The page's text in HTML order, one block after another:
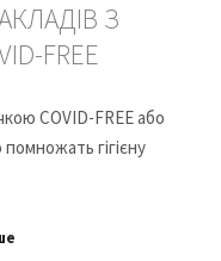
З
FREE
COVID-FREE або
гігієну